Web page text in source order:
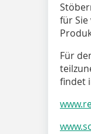
für Sie
Für
findet